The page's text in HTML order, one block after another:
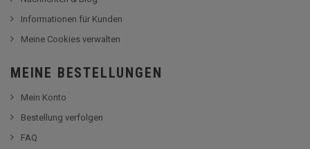
Informationen für Kunden
Meine Cookies verwalten
MEINE BESTELLUNGEN
Mein Konto
Bestellung verfolgen
FAQ